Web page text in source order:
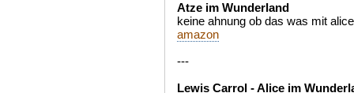
Atze im Wunderland
keine ahnung ob das was mit
amazon
---
Lewis Carrol - Alice im